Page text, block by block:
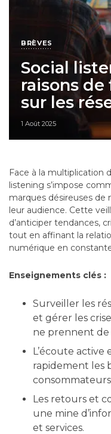
BRÈVES
Social
raisons
sur les
1 Août 2025
Face à la multiplication
listening s’impose
marques désireuses
leur audience. Cette
d’anticiper tendances,
tout en affinant la
numérique en
Enseignements clés :
Surveiller les
et gérer les
ne prennent de
L’écoute active
rapidement les
Les retours et
une mine
et services.